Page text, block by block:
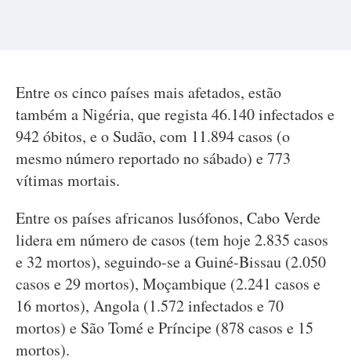
Entre os cinco países mais afetados, estão
também a Nigéria, que regista 46.140 infectados e
942 óbitos, e o Sudão, com 11.894 casos (o
mesmo número reportado no sábado) e 773
vítimas mortais.
Entre os países africanos lusófonos, Cabo Verde
lidera em número de casos (tem hoje 2.835 casos
e 32 mortos), seguindo-se a Guiné-Bissau (2.050
casos e 29 mortos), Moçambique (2.241 casos e
16 mortos), Angola (1.572 infectados e 70
mortos) e São Tomé e Príncipe (878 casos e 15
mortos).